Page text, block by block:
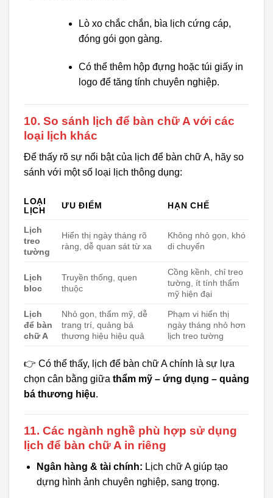
Lò xo chắc chắn, bìa lịch cứng cáp,
đóng gói gọn gàng.
Có thể thêm hộp đựng hoặc túi giấy in
logo để tăng tính chuyên nghiệp.
10. So sánh lịch để bàn chữ A với các
loại lịch khác
Để thấy rõ sự nổi bật của lịch để bàn chữ A, hãy so
sánh với một số loại lịch thông dụng:
LOẠI
LỊCH
ƯU ĐIỂM HẠN CHẾ
Lịch
treo
tường
Hiển thị ngày tháng rõ
ràng, dễ quan sát từ xa
Không nhỏ gọn, khó
di chuyển
Lịch
bloc
Truyền thống, quen
thuộc
Cồng kềnh, chỉ treo
tường, ít tính thẩm
mỹ hiện đại
Lịch
để bàn
chữ A
Nhỏ gọn, thẩm mỹ, dễ
trang trí, quảng bá
thương hiệu hiệu quả
Phạm vi hiển thị
ngày tháng nhỏ hơn
lịch treo tường
👉 Có thể thấy, lịch để bàn chữ A chính là sự lựa
chọn cân bằng giữa thẩm mỹ – ứng dụng – quảng
bá thương hiệu.
11. Các ngành nghề phù hợp sử dụng
lịch để bàn chữ A in riêng
Ngân hàng & tài chính: Lịch chữ A giúp tạo
dựng hình ảnh chuyên nghiệp, sang trọng.